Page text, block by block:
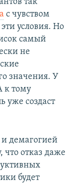
так
с чувством
условия. Но
самый
не
значения. У
к тому
уже создаст
демагогией
что отказ даже
будет